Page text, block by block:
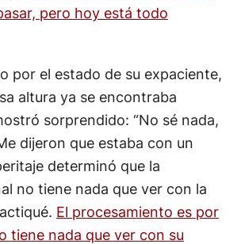
pero hoy está todo
por el estado de su expaciente,
altura ya se encontraba
sorprendido: “No sé nada,
dijeron que estaba con un
determinó que la
no tiene nada que ver con la
El procesamiento es por
tiene nada que ver con su